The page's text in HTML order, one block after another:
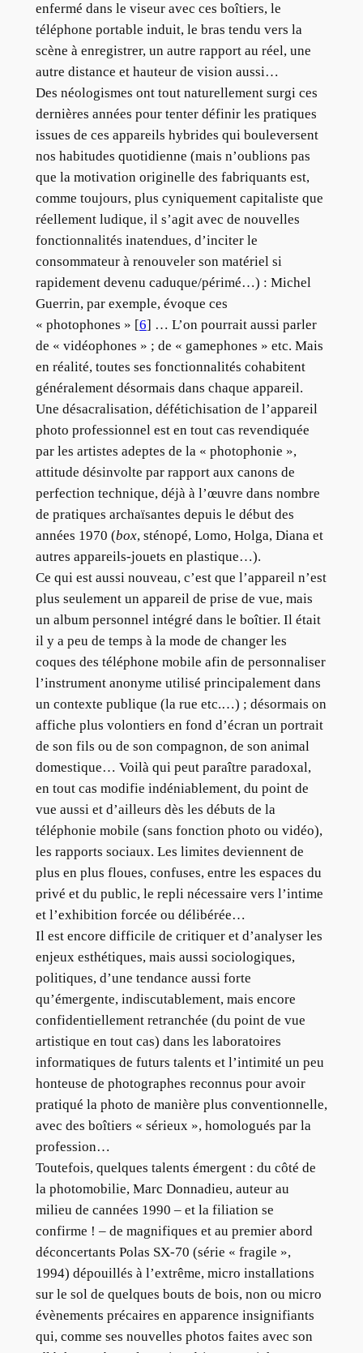
enfermé dans le viseur avec ces boîtiers, le
téléphone portable induit, le bras tendu vers la
scène à enregistrer, un autre rapport au réel, une
autre distance et hauteur de vision aussi…
Des néologismes ont tout naturellement surgi ces
dernières années pour tenter définir les pratiques
issues de ces appareils hybrides qui bouleversent
nos habitudes quotidienne (mais n’oublions pas
que la motivation originelle des fabriquants est,
comme toujours, plus cyniquement capitaliste que
réellement ludique, il s’agit avec de nouvelles
fonctionnalités inatendues, d’inciter le
consommateur à renouveler son matériel si
rapidement devenu caduque/périmé…) : Michel
Guerrin, par exemple, évoque ces
« photophones » [6] … L’on pourrait aussi parler
de « vidéophones » ; de « gamephones » etc. Mais
en réalité, toutes ses fonctionnalités cohabitent
généralement désormais dans chaque appareil.
Une désacralisation, défétichisation de l’appareil
photo professionnel est en tout cas revendiquée
par les artistes adeptes de la « photophonie »,
attitude désinvolte par rapport aux canons de
perfection technique, déjà à l’œuvre dans nombre
de pratiques archaïsantes depuis le début des
années 1970 (box, sténopé, Lomo, Holga, Diana et
autres appareils-jouets en plastique…).
Ce qui est aussi nouveau, c’est que l’appareil n’est
plus seulement un appareil de prise de vue, mais
un album personnel intégré dans le boîtier. Il était
il y a peu de temps à la mode de changer les
coques des téléphone mobile afin de personnaliser
l’instrument anonyme utilisé principalement dans
un contexte publique (la rue etc.…) ; désormais on
affiche plus volontiers en fond d’écran un portrait
de son fils ou de son compagnon, de son animal
domestique… Voilà qui peut paraître paradoxal,
en tout cas modifie indéniablement, du point de
vue aussi et d’ailleurs dès les débuts de la
téléphonie mobile (sans fonction photo ou vidéo),
les rapports sociaux. Les limites deviennent de
plus en plus floues, confuses, entre les espaces du
privé et du public, le repli nécessaire vers l’intime
et l’exhibition forcée ou délibérée…
Il est encore difficile de critiquer et d’analyser les
enjeux esthétiques, mais aussi sociologiques,
politiques, d’une tendance aussi forte
qu’émergente, indiscutablement, mais encore
confidentiellement retranchée (du point de vue
artistique en tout cas) dans les laboratoires
informatiques de futurs talents et l’intimité un peu
honteuse de photographes reconnus pour avoir
pratiqué la photo de manière plus conventionnelle,
avec des boîtiers « sérieux », homologués par la
profession…
Toutefois, quelques talents émergent : du côté de
la photomobilie, Marc Donnadieu, auteur au
milieu de cannées 1990 – et la filiation se
confirme ! – de magnifiques et au premier abord
déconcertants Polas SX-70 (série « fragile »,
1994) dépouillés à l’extrême, micro installations
sur le sol de quelques bouts de bois, non ou micro
évènements précaires en apparence insignifiants
qui, comme ses nouvelles photos faites avec son